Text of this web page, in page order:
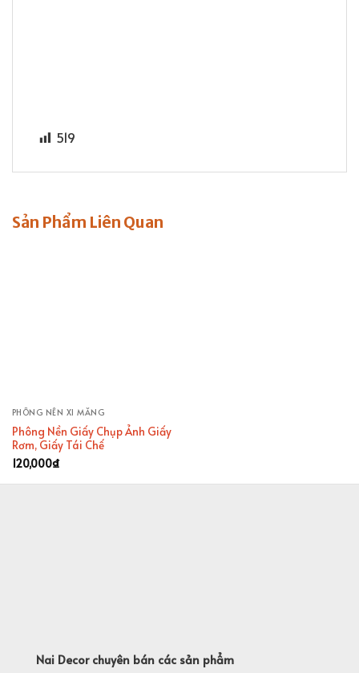
519
Sản Phẩm Liên Quan
PHÔNG NỀN XI MĂNG
Phông Nền Giấy Chụp Ảnh Giấy
Rơm, Giấy Tái Chế
120,000₫
Nai Decor chuyên bán các sản phẩm